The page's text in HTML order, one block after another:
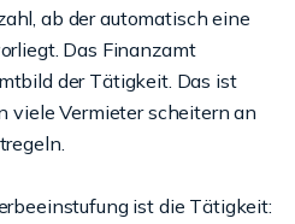
ab der automatisch eine
Das Finanzamt
der Tätigkeit. Das ist
viele Vermieter scheitern an
ist die Tätigkeit: